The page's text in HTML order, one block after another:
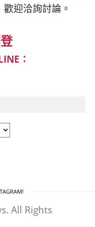
迎洽詢討論。
：
All Rights